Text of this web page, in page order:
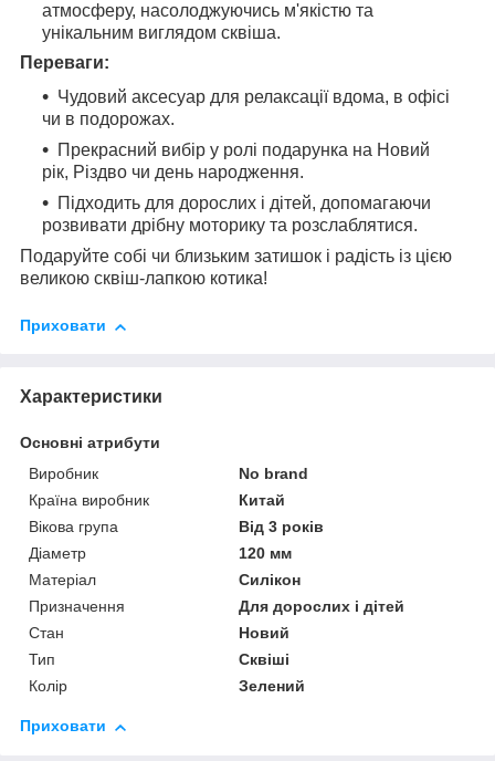
атмосферу, насолоджуючись м'якістю та
унікальним виглядом сквіша.
Переваги:
Чудовий аксесуар для релаксації вдома, в офісі
чи в подорожах.
Прекрасний вибір у ролі подарунка на Новий
рік, Різдво чи день народження.
Підходить для дорослих і дітей, допомагаючи
розвивати дрібну моторику та розслаблятися.
Подаруйте собі чи близьким затишок і радість із цією
великою сквіш-лапкою котика!
Приховати
Характеристики
Основні атрибути
Виробник
No brand
Країна виробник
Китай
Вікова група
Від 3 років
Діаметр
120 мм
Матеріал
Силікон
Призначення
Для дорослих і дітей
Стан
Новий
Тип
Сквіші
Колір
Зелений
Приховати